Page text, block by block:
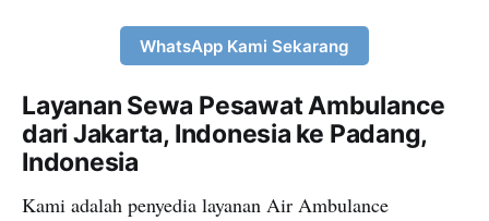
WhatsApp Kami Sekarang
Layanan Sewa Pesawat Ambulance
dari Jakarta, Indonesia ke Padang,
Indonesia
Kami adalah penyedia layanan Air Ambulance